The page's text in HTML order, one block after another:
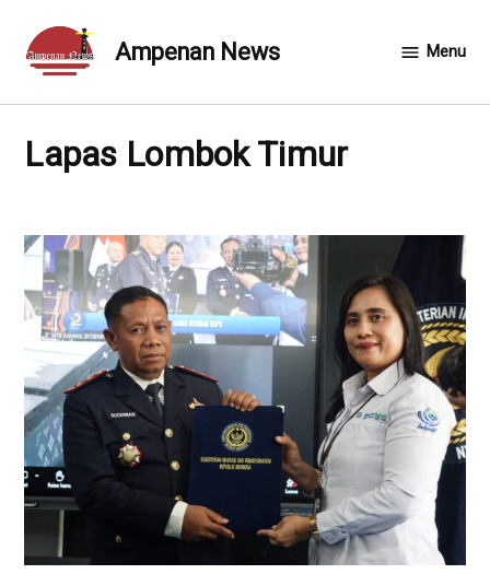
content
Ampenan News Menu
Lapas Lombok Timur